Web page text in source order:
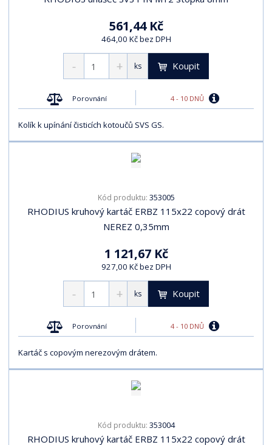
561,44 Kč
464,00 Kč bez DPH
ks Koupit
Porovnání 4 - 10 DNŮ
Kolík k upínání čisticích kotoučů SVS GS.
Kód produktu: 353005
RHODIUS kruhový kartáč ERBZ 115x22 copový drát
NEREZ 0,35mm
1 121,67 Kč
927,00 Kč bez DPH
ks Koupit
Porovnání 4 - 10 DNŮ
Kartáč s copovým nerezovým drátem.
Kód produktu: 353004
RHODIUS kruhový kartáč ERBZ 115x22 copový drát